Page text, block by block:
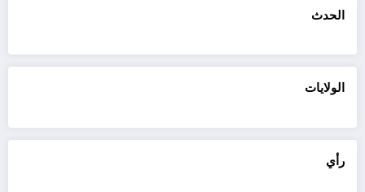
الحدث
الولايات
رأي